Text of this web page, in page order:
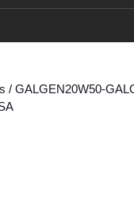
de
la
/ GALGEN20W50-